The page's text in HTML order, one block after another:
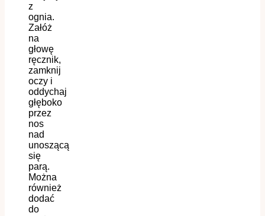
z
ognia.
Załóż
na
głowę
ręcznik,
zamknij
oczy i
oddychaj
głęboko
przez
nos
nad
unoszącą
się
parą.
Można
również
dodać
do